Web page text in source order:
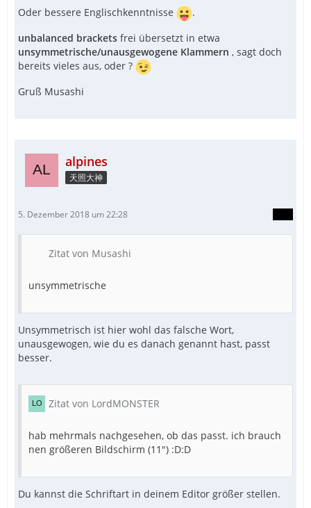
Oder bessere Englischkenntnisse
.
unbalanced brackets frei übersetzt in etwa
unsymmetrische/unausgewogene Klammern , sagt doch
bereits vieles aus, oder ?
Gruß Musashi
alpines
天照大神
5. Dezember 2018 um 22:28
Zitat von Musashi
unsymmetrische
Unsymmetrisch ist hier wohl das falsche Wort,
unausgewogen, wie du es danach genannt hast, passt
besser.
Zitat von LordMONSTER
hab mehrmals nachgesehen, ob das passt. ich brauch
nen größeren Bildschirm (11") :D:D
Du kannst die Schriftart in deinem Editor größer stellen.